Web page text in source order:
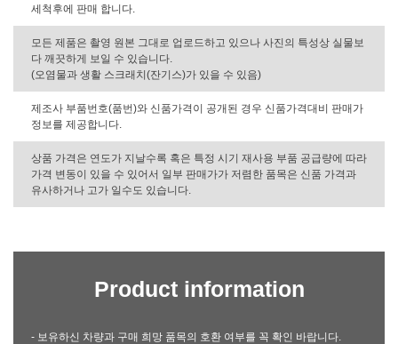
세척후에 판매 합니다.
모든 제품은 촬영 원본 그대로 업로드하고 있으나 사진의 특성상 실물보
다 깨끗하게 보일 수 있습니다.
(오염물과 생활 스크래치(잔기스)가 있을 수 있음)
제조사 부품번호(품번)와 신품가격이 공개된 경우 신품가격대비 판매가
정보를 제공합니다.
상품 가격은 연도가 지날수록 혹은 특정 시기 재사용 부품 공급량에 따라
가격 변동이 있을 수 있어서 일부 판매가가 저렴한 품목은 신품 가격과
유사하거나 고가 일수도 있습니다.
Product information
- 보유하신 차량과 구매 희망 품목의 호환 여부를 꼭 확인 바랍니다.